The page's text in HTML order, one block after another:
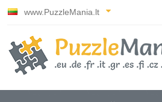
www.PuzzleMania.lt